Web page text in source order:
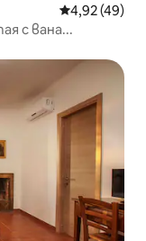
Средна
4,92 (49)
с вана...